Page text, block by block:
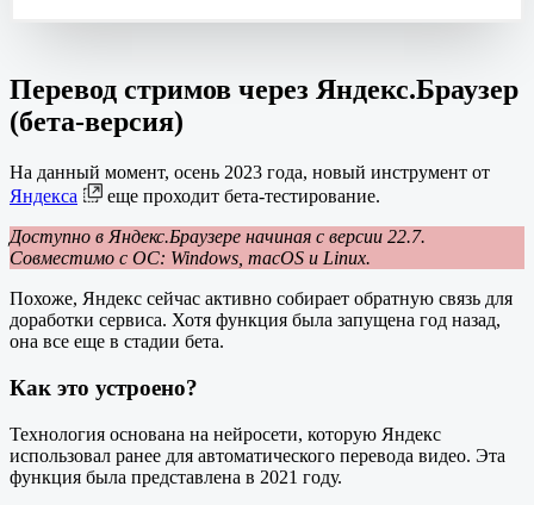
Перевод стримов через Яндекс.Браузер
(бета-версия)
На данный момент, осень 2023 года, новый инструмент от
Яндекса
еще проходит бета-тестирование.
Доступно в Яндекс.Браузере начиная с версии 22.7.
Совместимо с ОС: Windows, macOS и Linux.
Похоже, Яндекс сейчас активно собирает обратную связь для
доработки сервиса. Хотя функция была запущена год назад,
она все еще в стадии бета.
Как это устроено?
Технология основана на нейросети, которую Яндекс
использовал ранее для автоматического перевода видео. Эта
функция была представлена в 2021 году.